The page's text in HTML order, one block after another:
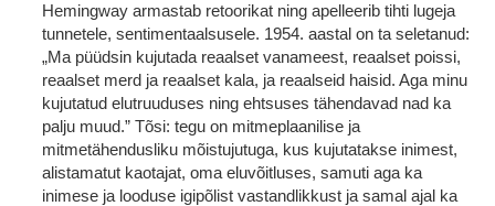
Hemingway armastab retoorikat ning apelleerib tihti lugeja
tunnetele, sentimentaalsusele. 1954. aastal on ta seletanud:
„Ma püüdsin kujutada reaalset vanameest, reaalset poissi,
reaalset merd ja reaalset kala, ja reaalseid haisid. Aga minu
kujutatud elutruuduses ning ehtsuses tähendavad nad ka
palju muud.” Tõsi: tegu on mitmeplaanilise ja
mitmetähendusliku mõistujutuga, kus kujutatakse inimest,
alistamatut kaotajat, oma eluvõitluses, samuti aga ka
inimese ja looduse igipõlist vastandlikkust ja samal ajal ka